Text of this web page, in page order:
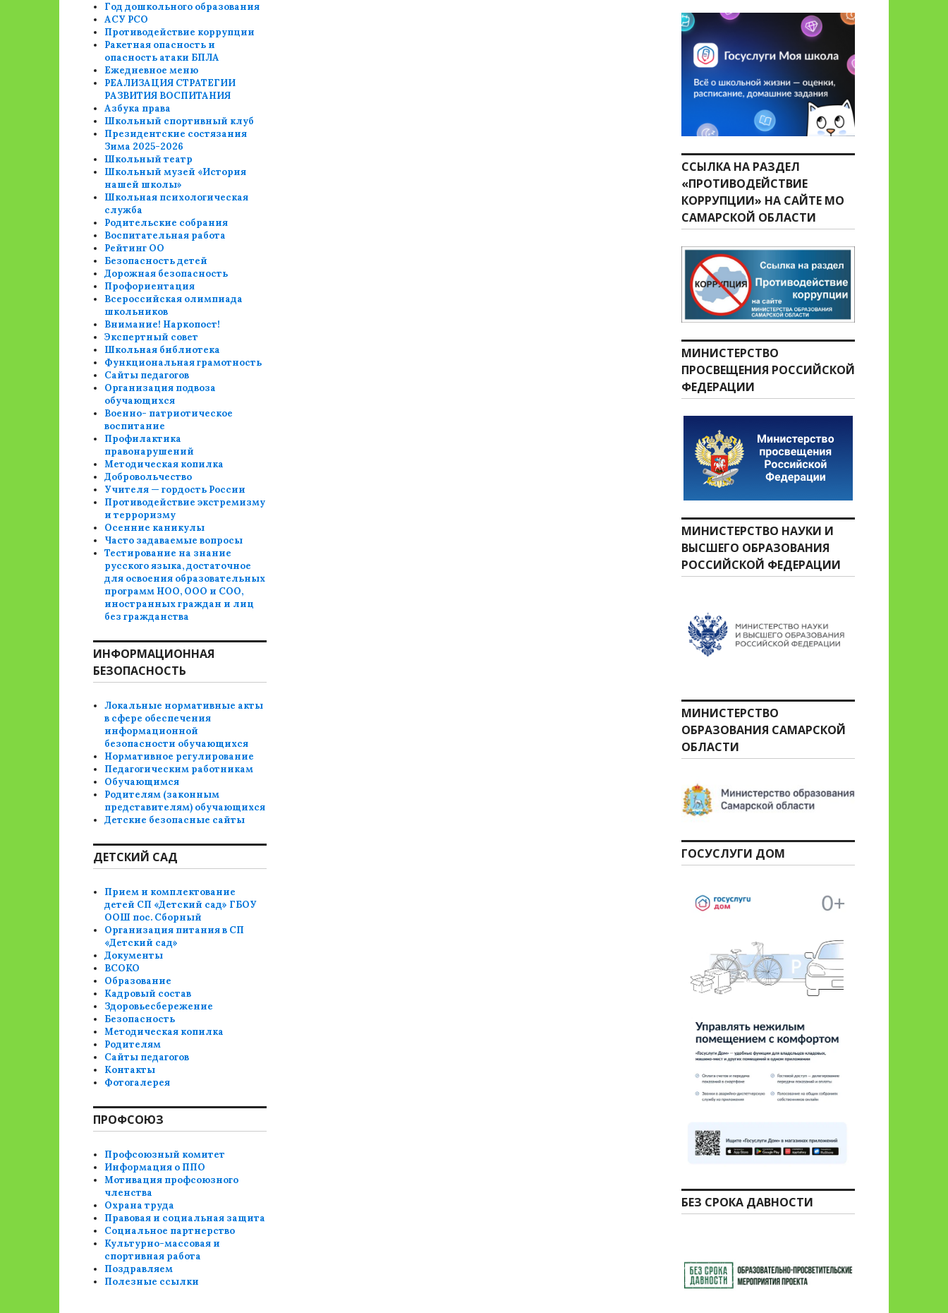
Год дошкольного образования
АСУ РСО
Противодействие коррупции
Ракетная опасность и
опасность атаки БПЛА
Ежедневное меню
РЕАЛИЗАЦИЯ СТРАТЕГИИ
РАЗВИТИЯ ВОСПИТАНИЯ
Азбука права
Школьный спортивный клуб
Президентские состязания
Зима 2025-2026
Школьный театр
Школьный музей «История
нашей школы»
Школьная психологическая
служба
Родительские собрания
Воспитательная работа
Рейтинг ОО
Безопасность детей
Дорожная безопасность
Профориентация
Всероссийская олимпиада
школьников
Внимание! Наркопост!
Экспертный совет
Школьная библиотека
Функциональная грамотность
Сайты педагогов
Организация подвоза
обучающихся
Военно- патриотическое
воспитание
Профилактика
правонарушений
Методическая копилка
Добровольчество
Учителя — гордость России
Противодействие экстремизму
и терроризму
Осенние каникулы
Часто задаваемые вопросы
Тестирование на знание
русского языка, достаточное
для освоения образовательных
программ НОО, ООО и СОО,
иностранных граждан и лиц
без гражданства
ИНФОРМАЦИОННАЯ
БЕЗОПАСНОСТЬ
Локальные нормативные акты
в сфере обеспечения
информационной
безопасности обучающихся
Нормативное регулирование
Педагогическим работникам
Обучающимся
Родителям (законным
представителям) обучающихся
Детские безопасные сайты
ДЕТСКИЙ САД
Прием и комплектование
детей СП «Детский сад» ГБОУ
ООШ пос. Сборный
Организация питания в СП
«Детский сад»
Документы
ВСОКО
Образование
Кадровый состав
Здоровьесбережение
Безопасность
Методическая копилка
Родителям
Сайты педагогов
Контакты
Фотогалерея
ПРОФСОЮЗ
Профсоюзный комитет
Информация о ППО
Мотивация профсоюзного
членства
Охрана труда
Правовая и социальная защита
Социальное партнерство
Культурно-массовая и
спортивная работа
Поздравляем
Полезные ссылки
ССЫЛКА НА РАЗДЕЛ
«ПРОТИВОДЕЙСТВИЕ
КОРРУПЦИИ» НА САЙТЕ МО
САМАРСКОЙ ОБЛАСТИ
МИНИСТЕРСТВО
ПРОСВЕЩЕНИЯ РОССИЙСКОЙ
ФЕДЕРАЦИИ
МИНИСТЕРСТВО НАУКИ И
ВЫСШЕГО ОБРАЗОВАНИЯ
РОССИЙСКОЙ ФЕДЕРАЦИИ
МИНИСТЕРСТВО
ОБРАЗОВАНИЯ САМАРСКОЙ
ОБЛАСТИ
ГОСУСЛУГИ ДОМ
БЕЗ СРОКА ДАВНОСТИ